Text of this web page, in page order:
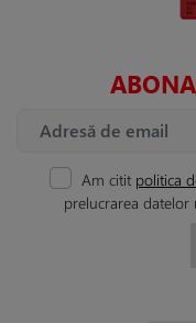
Am citit politica
prelucrarea datelor